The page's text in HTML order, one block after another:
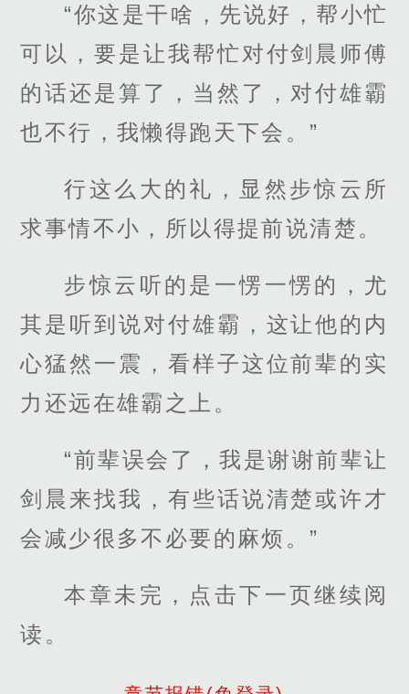
“你这是干啥，先说好，帮小忙
可以，要是让我帮忙对付剑晨师傅
的话还是算了，当然了，对付雄霸
也不行，我懒得跑天下会。”
行这么大的礼，显然步惊云所
求事情不小，所以得提前说清楚。
步惊云听的是一愣一愣的，尤
其是听到说对付雄霸，这让他的内
心猛然一震，看样子这位前辈的实
力还远在雄霸之上。
“前辈误会了，我是谢谢前辈让
剑晨来找我，有些话说清楚或许才
会减少很多不必要的麻烦。”
本章未完，点击下一页继续阅
读。